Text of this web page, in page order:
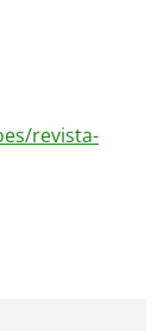
revista-